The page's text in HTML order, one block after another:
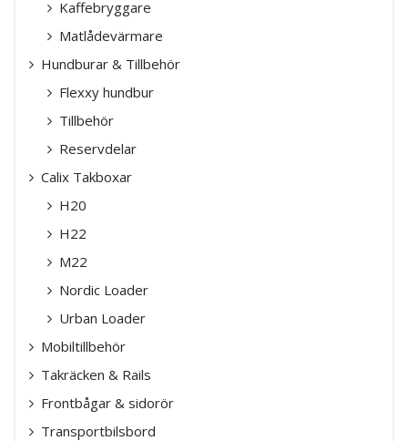
Kaffebryggare
Matlådevärmare
Hundburar & Tillbehör
Flexxy hundbur
Tillbehör
Reservdelar
Calix Takboxar
H20
H22
M22
Nordic Loader
Urban Loader
Mobiltillbehör
Takräcken & Rails
Frontbågar & sidorör
Transportbilsbord